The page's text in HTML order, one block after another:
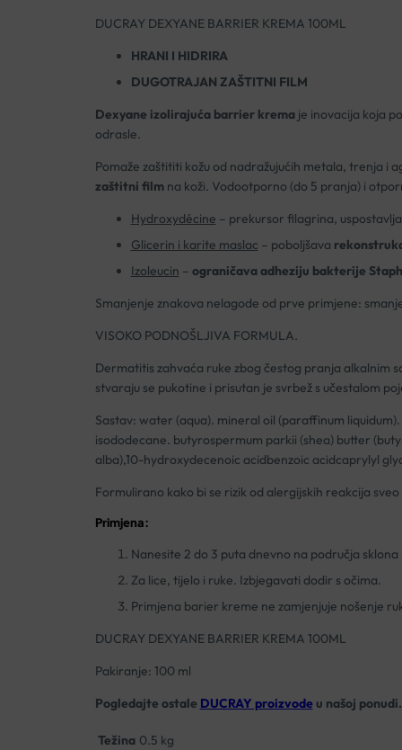
DUCRAY DEXYANE BARRIER KREMA 100ML
HRANI I HIDRIRA
DUGOTRAJAN ZAŠTITNI FILM
Dexyane izolirajuća barrier kremaje inovacija koja
odrasle.
Pomaže zaštititi kožu od nadražujućih metala, trenja i
zaštitni filmna koži. Vodootporno (do 5 pranja) i
Hydroxydécine – prekursor filagrina,
Glicerin i karite maslac – poboljšava
Izoleucin – ograničava adheziju bakterije
Smanjenje znakova nelagode od prve primjene:
VISOKO PODNOŠLJIVA FORMULA.
Dermatitis zahvaća ruke zbog čestog pranja alkalnim
stvaraju se pukotine i prisutan je svrbež s učestalom
Sastav: water (aqua). mineral oil (paraffinum
isododecane. butyrospermum parkii (shea) butter
alba),10-hydroxydecenoic acidbenzoic acidcaprylyl
Formulirano kako bi se rizik od alergijskih reakcija
Primjena:
Nanesite 2 do 3 puta dnevno na područja
Za lice, tijelo i ruke. Izbjegavati dodir s očima.
Primjena barier kreme ne zamjenjuje nošenje
DUCRAY DEXYANE BARRIER KREMA 100ML
Pakiranje: 100 ml
Pogledajte ostale DUCRAY proizvodeu našoj ponudi.
Težina 0.5 kg